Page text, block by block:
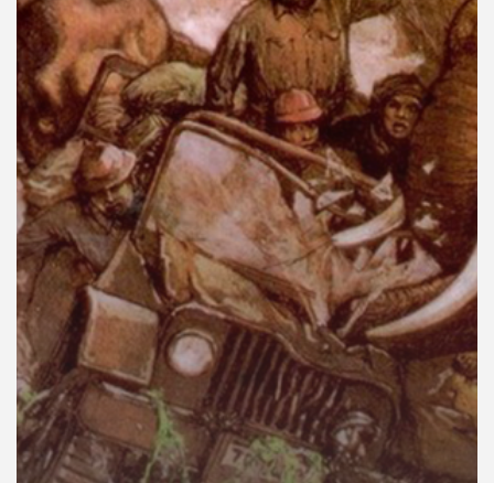
เพลง
บทความ
ข่าว
และ
กิจกรรม
เกี่ยว
กับ
เรา